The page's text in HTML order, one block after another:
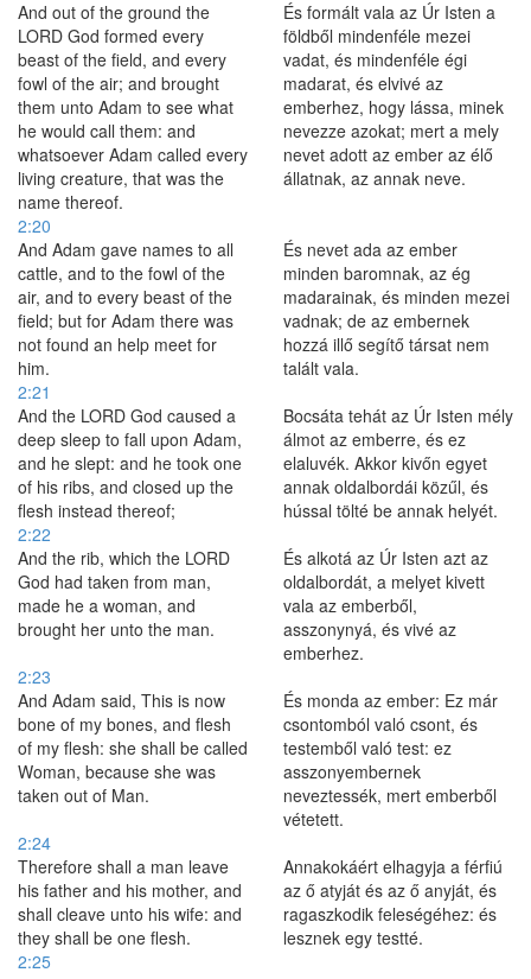
And out of the ground the
LORD God formed every
beast of the field, and every
fowl of the air; and brought
them unto Adam to see what
he would call them: and
whatsoever Adam called every
living creature, that was the
name thereof.
És formált vala az Úr Isten a
földből mindenféle mezei
vadat, és mindenféle égi
madarat, és elvivé az
emberhez, hogy lássa, minek
nevezze azokat; mert a mely
nevet adott az ember az élő
állatnak, az annak neve.
2:20
And Adam gave names to all
cattle, and to the fowl of the
air, and to every beast of the
field; but for Adam there was
not found an help meet for
him.
És nevet ada az ember
minden baromnak, az ég
madarainak, és minden mezei
vadnak; de az embernek
hozzá illő segítő társat nem
talált vala.
2:21
And the LORD God caused a
deep sleep to fall upon Adam,
and he slept: and he took one
of his ribs, and closed up the
flesh instead thereof;
Bocsáta tehát az Úr Isten mély
álmot az emberre, és ez
elaluvék. Akkor kivőn egyet
annak oldalbordái közűl, és
hússal tölté be annak helyét.
2:22
And the rib, which the LORD
God had taken from man,
made he a woman, and
brought her unto the man.
És alkotá az Úr Isten azt az
oldalbordát, a melyet kivett
vala az emberből,
asszonynyá, és vivé az
emberhez.
2:23
And Adam said, This is now
bone of my bones, and flesh
of my flesh: she shall be called
Woman, because she was
taken out of Man.
És monda az ember: Ez már
csontomból való csont, és
testemből való test: ez
asszonyembernek
neveztessék, mert emberből
vétetett.
2:24
Therefore shall a man leave
his father and his mother, and
shall cleave unto his wife: and
they shall be one flesh.
Annakokáért elhagyja a férfiú
az ő atyját és az ő anyját, és
ragaszkodik feleségéhez: és
lesznek egy testté.
2:25